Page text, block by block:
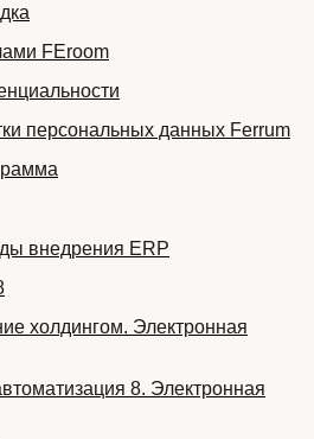
FEroom
персональных данных Ferrum
внедрения ERP
холдингом. Электронная
8. Электронная